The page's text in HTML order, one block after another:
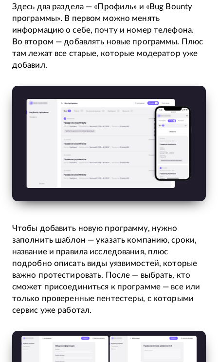
Здесь два раздела — «Профиль» и «Bug Bounty
программы». В первом можно менять
информацию о себе, почту и номер телефона.
Во втором — добавлять новые программы. Плюс
там лежат все старые, которые модератор уже
добавил.
Чтобы добавить новую программу, нужно
заполнить шаблон — указать компанию, сроки,
название и правила исследования, плюс
подробно описать виды уязвимостей, которые
важно протестировать. После — выбрать, кто
сможет присоединиться к программе — все или
только проверенные пентестеры, с которыми
сервис уже работал.